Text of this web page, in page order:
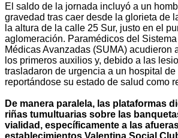
El saldo de la jornada incluyó a un
gravedad tras caer desde la glorieta de
la altura de la calle 25 Sur, justo en el
aglomeración. Paramédicos del
Médicas Avanzadas (SUMA) acudieron
los primeros auxilios y, debido a las
trasladaron de urgencia a un hospital de
reportándose su estado de salud como
De manera paralela, las plataformas
riñas tumultuarias sobre las
vialidad, específicamente a las
establecimientos Valentina Social